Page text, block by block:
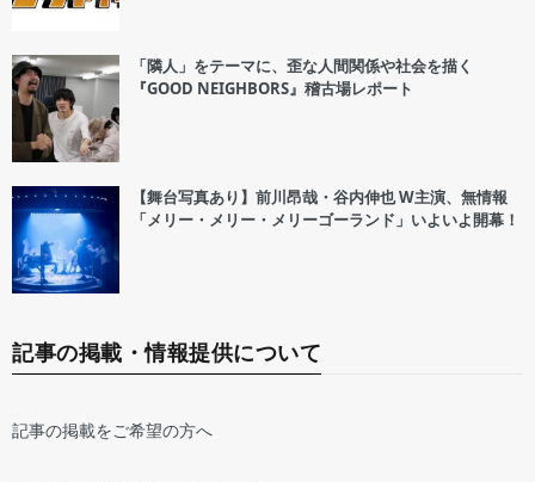
「隣人」をテーマに、歪な人間関係や社会を描く
『GOOD NEIGHBORS』稽古場レポート
【舞台写真あり】前川昂哉・谷内伸也 W主演、無情報
「メリー・メリー・メリーゴーランド」いよいよ開幕！
記事の掲載・情報提供について
記事の掲載をご希望の方へ